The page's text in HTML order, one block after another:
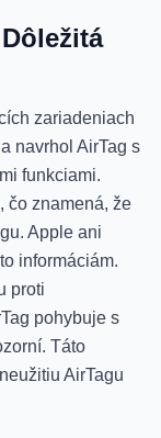
zariadeniach
navrhol AirTag s
funkciami.
čo znamená, že
Apple ani
informáciám.
proti
pohybuje s
Táto
AirTagu